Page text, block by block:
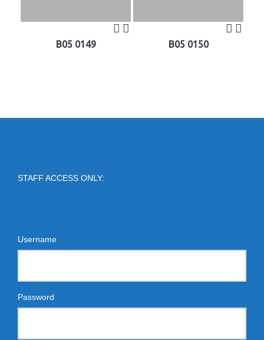
B05 0149 B05 0150
STAFF ACCESS ONLY:
Username
Password